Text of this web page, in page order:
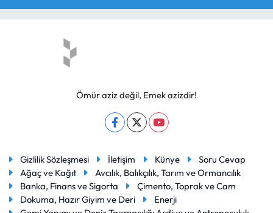
Ömür aziz değil, Emek azizdir!
Gizlilik Sözleşmesi İletişim Künye
Soru Cevap
Ağaç ve Kağıt
Avcılık, Balıkçılık, Tarım ve Ormancılık
Banka, Finans ve Sigorta
Çimento, Toprak ve Cam
Dokuma, Hazır Giyim ve Deri
Enerji